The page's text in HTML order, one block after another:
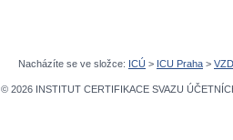
Nacházíte se ve složce: ICÚ > ICU Praha >
© 2026 INSTITUT CERTIFIKACE SVAZU